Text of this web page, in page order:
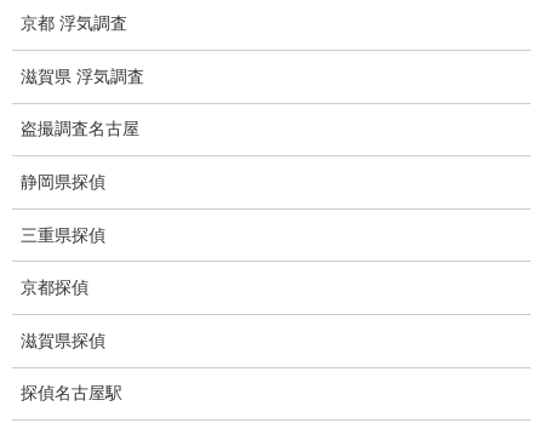
所在確認調査
調査料金
浮気調査特別プラン
ストーカー関連調査料金
所在調査 家出調査料金
猫の捜索調査料金
報告書サンプル
調査事例
京都 浮気調査
滋賀県 浮気調査
盗撮調査名古屋
静岡県探偵
三重県探偵
京都探偵
滋賀県探偵
探偵名古屋駅